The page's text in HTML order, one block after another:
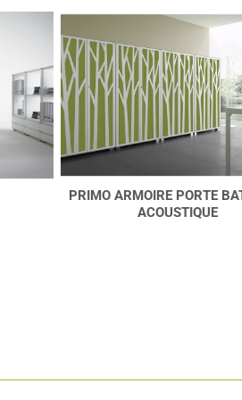
PRIMO ARMOIRE PORTE BATTANTE
ACOUSTIQUE